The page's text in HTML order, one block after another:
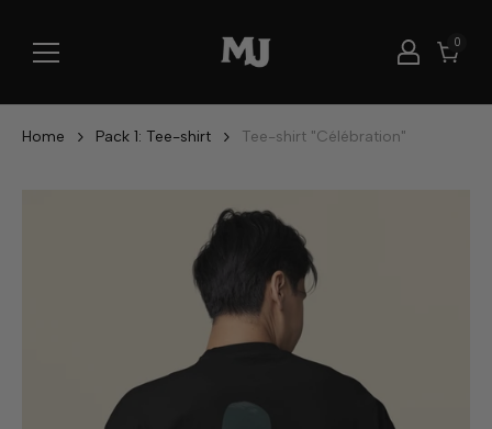
00
Home Pack 1: Tee-shirt Tee-shirt "Célébration"